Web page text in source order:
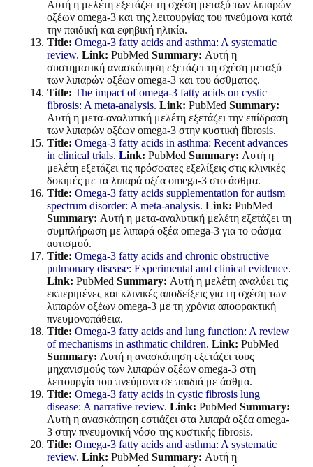
Αυτή η μελέτη εξετάζει τη σχέση μεταξύ των λιπαρών
οξέων omega-3 και της λειτουργίας του πνεύμονα κατά
την παιδική και εφηβική ηλικία.
Title: Omega-3 fatty acids and asthma: A systematic
review. Link: PubMed Summary: Αυτή η
συστηματική ανασκόπηση εξετάζει τη σχέση μεταξύ
των λιπαρών οξέων omega-3 και του άσθματος.
Title: The impact of omega-3 fatty acids on cystic
fibrosis: A meta-analysis. Link: PubMed Summary:
Αυτή η μετα-αναλυτική μελέτη εξετάζει την επίδραση
των λιπαρών οξέων omega-3 στην κυστική fibrosis.
Title: Omega-3 fatty acids in asthma: Recent advances
in clinical trials. Link: PubMed Summary: Αυτή η
μελέτη εξετάζει τις πρόσφατες εξελίξεις στις κλινικές
δοκιμές με τα λιπαρά οξέα omega-3 στο άσθμα.
Title: Omega-3 fatty acids supplementation for autism
spectrum disorder: A meta-analysis. Link: PubMed
Summary: Αυτή η μετα-αναλυτική μελέτη εξετάζει τη
συμπλήρωση με λιπαρά οξέα omega-3 για το φάσμα
αυτισμού.
Title: Omega-3 fatty acids and chronic obstructive
pulmonary disease: Experimental and clinical evidence.
Link: PubMed Summary: Αυτή η μελέτη αναλύει τις
εκπεριμένες και κλινικές αποδείξεις για τη σχέση των
λιπαρών οξέων omega-3 με τη χρόνια αποφρακτική
πνευμονοπάθεια.
Title: Omega-3 fatty acids and lung function: A review
of mechanisms in asthmatic children. Link: PubMed
Summary: Αυτή η ανασκόπηση εξετάζει τους
μηχανισμούς των λιπαρών οξέων omega-3 στη
λειτουργία του πνεύμονα σε παιδιά με άσθμα.
Title: Omega-3 fatty acids in cystic fibrosis lung
disease: A narrative review. Link: PubMed Summary:
Αυτή η ανασκόπηση εστιάζει στα λιπαρά οξέα omega-
3 στην πνευμονική νόσο της κυστικής fibrosis.
Title: Omega-3 fatty acids and asthma: A systematic
review. Link: PubMed Summary: Αυτή η